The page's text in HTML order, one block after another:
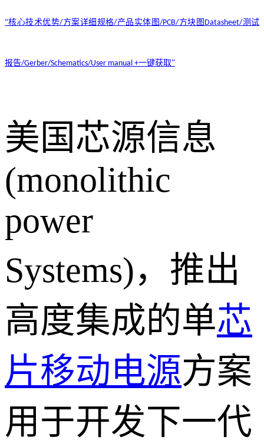
“核心技术优势/方案详细规格/产品实体图/PCB/方块图 Datasheet/测试
报告/Gerber/Schematics/User manual +一键获取”
美国芯源信息
(monolithic
power
Systems)，推出
高度集成的单芯
片移动电源方案
用于开发下一代